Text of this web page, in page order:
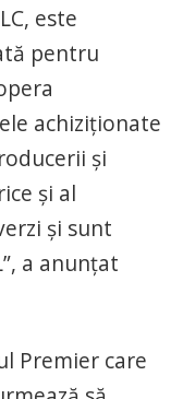
este
pentru
achiziționate
și
și al
și sunt
a anunțat
Premier care